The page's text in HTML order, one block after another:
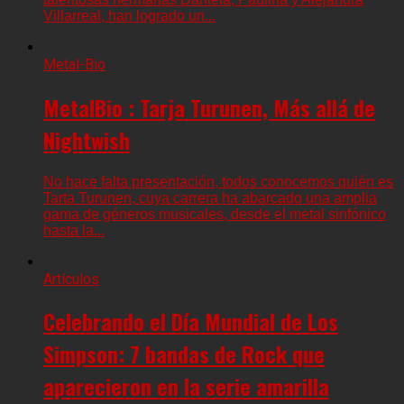
Villarreal, han logrado un...
Metal-Bio
MetalBio : Tarja Turunen, Más allá de
Nightwish
No hace falta presentación, todos conocemos quién es
Tarta Turunen, cuya carrera ha abarcado una amplia
gama de géneros musicales, desde el metal sinfónico
hasta la...
Artículos
Celebrando el Día Mundial de Los
Simpson: 7 bandas de Rock que
aparecieron en la serie amarilla